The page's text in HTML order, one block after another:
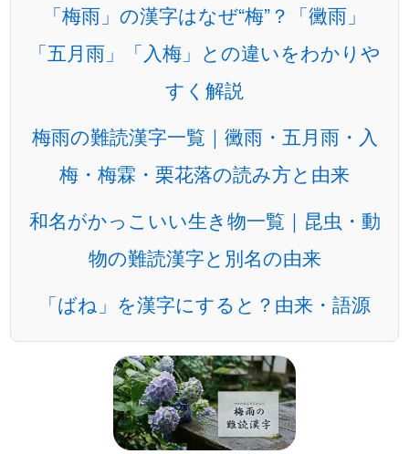
「梅雨」の漢字はなぜ“梅”？「黴雨」
「五月雨」「入梅」との違いをわかりや
すく解説
梅雨の難読漢字一覧｜黴雨・五月雨・入
梅・梅霖・栗花落の読み方と由来
和名がかっこいい生き物一覧｜昆虫・動
物の難読漢字と別名の由来
「ばね」を漢字にすると？由来・語源